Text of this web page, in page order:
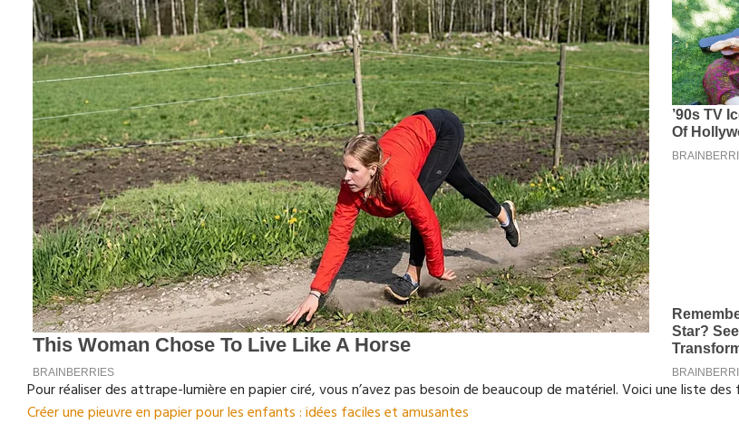
Pour réaliser des attrape-lumière en papier ciré, vous n’avez pas besoin de beaucoup de matériel. Voici une liste
Créer une pieuvre en papier pour les enfants : idées faciles et amusantes